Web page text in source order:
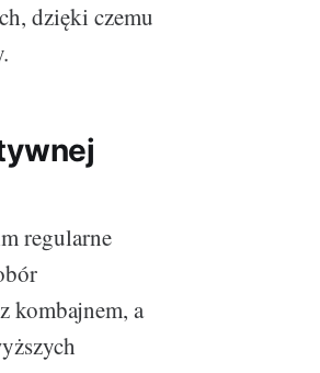
dzięki czemu
regularne
kombajnem, a